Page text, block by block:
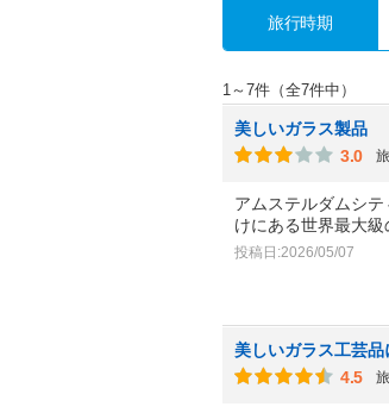
旅行時期
1～7件（全7件中）
美しいガラス製品
3.0
アムステルダムシ
けにある世界最大
投稿日:2026/05/07
美しいガラス工芸品
4.5